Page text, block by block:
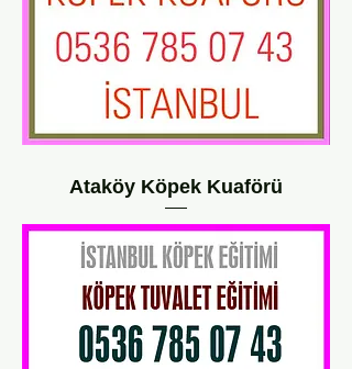
Ataköy Köpek Kuaförü